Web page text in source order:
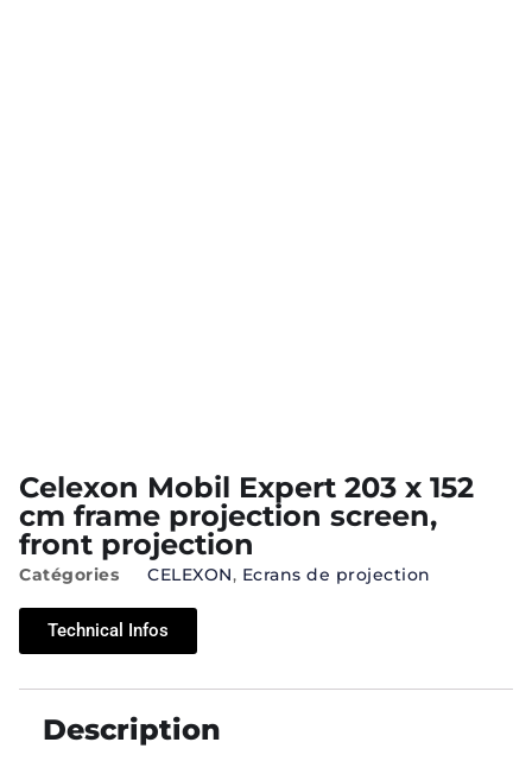
Celexon Mobil Expert 203 x 152
cm frame projection screen,
front projection
Catégories CELEXON, Ecrans de projection
Technical Infos
Description